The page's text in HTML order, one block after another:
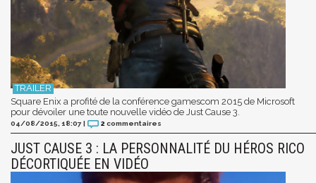
Square Enix a profité de la conférence gamescom 2015 de Microsoft
pour dévoiler une toute nouvelle vidéo de Just Cause 3.
04/08/2015, 18:07 | 2 commentaires
JUST CAUSE 3 : LA PERSONNALITÉ DU HÉROS RICO
DÉCORTIQUÉE EN VIDÉO